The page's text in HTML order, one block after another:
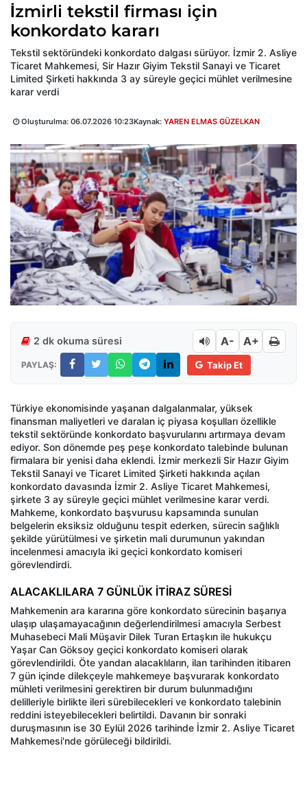
İzmirli tekstil firması için
konkordato kararı
Tekstil sektöründeki konkordato dalgası sürüyor. İzmir 2. Asliye
Ticaret Mahkemesi, Sir Hazır Giyim Tekstil Sanayi ve Ticaret
Limited Şirketi hakkında 3 ay süreyle geçici mühlet verilmesine
karar verdi
Oluşturulma: 06.07.2026 10:23Kaynak: YAREN ELMAS GÜZELKAN
2 dk okuma süresi A- A+
PAYLAŞ: Takip Et
Türkiye ekonomisinde yaşanan dalgalanmalar, yüksek
finansman maliyetleri ve daralan iç piyasa koşulları özellikle
tekstil sektöründe konkordato başvurularını artırmaya devam
ediyor. Son dönemde peş peşe konkordato talebinde bulunan
firmalara bir yenisi daha eklendi. İzmir merkezli Sir Hazır Giyim
Tekstil Sanayi ve Ticaret Limited Şirketi hakkında açılan
konkordato davasında İzmir 2. Asliye Ticaret Mahkemesi,
şirkete 3 ay süreyle geçici mühlet verilmesine karar verdi.
Mahkeme, konkordato başvurusu kapsamında sunulan
belgelerin eksiksiz olduğunu tespit ederken, sürecin sağlıklı
şekilde yürütülmesi ve şirketin mali durumunun yakından
incelenmesi amacıyla iki geçici konkordato komiseri
görevlendirdi.
ALACAKLILARA 7 GÜNLÜK İTİRAZ SÜRESİ
Mahkemenin ara kararına göre konkordato sürecinin başarıya
ulaşıp ulaşamayacağının değerlendirilmesi amacıyla Serbest
Muhasebeci Mali Müşavir Dilek Turan Ertaşkın ile hukukçu
Yaşar Can Göksoy geçici konkordato komiseri olarak
görevlendirildi. Öte yandan alacaklıların, ilan tarihinden itibaren
7 gün içinde dilekçeyle mahkemeye başvurarak konkordato
mühleti verilmesini gerektiren bir durum bulunmadığını
delilleriyle birlikte ileri sürebilecekleri ve konkordato talebinin
reddini isteyebilecekleri belirtildi. Davanın bir sonraki
duruşmasının ise 30 Eylül 2026 tarihinde İzmir 2. Asliye Ticaret
Mahkemesi'nde görüleceği bildirildi.